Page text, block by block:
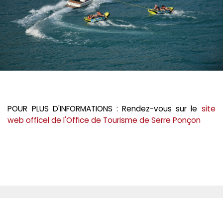
POUR PLUS D'INFORMATIONS : Rendez-vous sur le site
web officel de l'Office de Tourisme de Serre Ponçon